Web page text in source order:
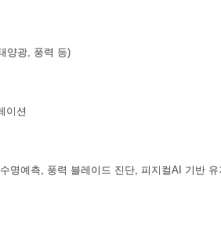
양광, 풍력 등)
이션
명예측, 풍력 블레이드 진단, 피지컬AI 기반 유